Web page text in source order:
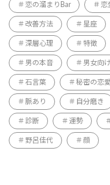
恋の溜まりBar 恋
改善方法 星座
深層心理 特徴
男の本音 男女向け
石言葉 秘密の恋
脈あり 自分磨き
診断 運勢
野呂佳代 顔